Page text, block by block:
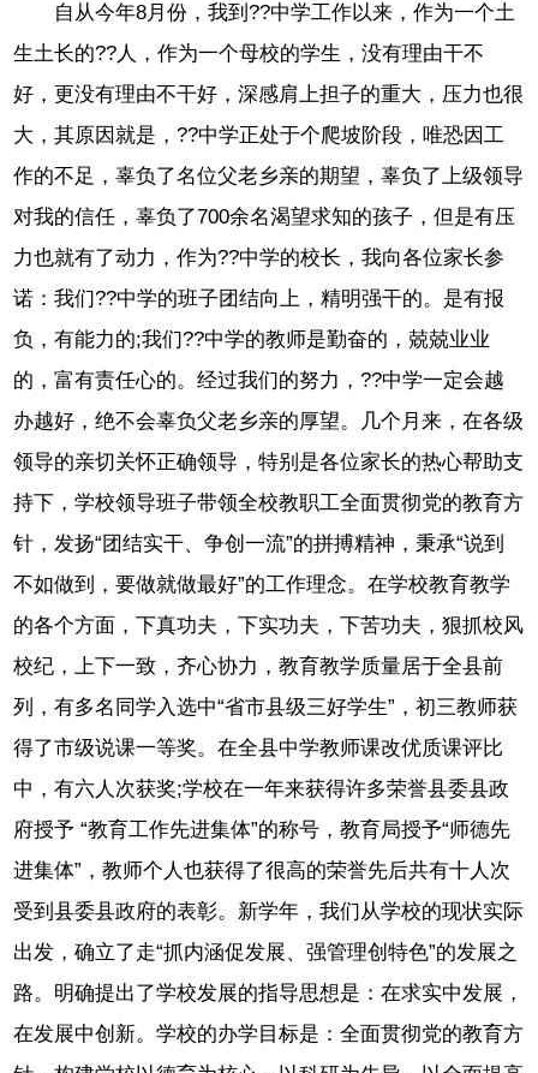
自从今年8月份，我到??中学工作以来，作为一个土
生土长的??人，作为一个母校的学生，没有理由干不
好，更没有理由不干好，深感肩上担子的重大，压力也很
大，其原因就是，??中学正处于个爬坡阶段，唯恐因工
作的不足，辜负了名位父老乡亲的期望，辜负了上级领导
对我的信任，辜负了700余名渴望求知的孩子，但是有压
力也就有了动力，作为??中学的校长，我向各位家长参
诺：我们??中学的班子团结向上，精明强干的。是有报
负，有能力的;我们??中学的教师是勤奋的，兢兢业业
的，富有责任心的。经过我们的努力，??中学一定会越
办越好，绝不会辜负父老乡亲的厚望。几个月来，在各级
领导的亲切关怀正确领导，特别是各位家长的热心帮助支
持下，学校领导班子带领全校教职工全面贯彻党的教育方
针，发扬“团结实干、争创一流”的拼搏精神，秉承“说到
不如做到，要做就做最好”的工作理念。在学校教育教学
的各个方面，下真功夫，下实功夫，下苦功夫，狠抓校风
校纪，上下一致，齐心协力，教育教学质量居于全县前
列，有多名同学入选中“省市县级三好学生”，初三教师获
得了市级说课一等奖。在全县中学教师课改优质课评比
中，有六人次获奖;学校在一年来获得许多荣誉县委县政
府授予 “教育工作先进集体”的称号，教育局授予“师德先
进集体”，教师个人也获得了很高的荣誉先后共有十人次
受到县委县政府的表彰。新学年，我们从学校的现状实际
出发，确立了走“抓内涵促发展、强管理创特色”的发展之
路。明确提出了学校发展的指导思想是：在求实中发展，
在发展中创新。学校的办学目标是：全面贯彻党的教育方